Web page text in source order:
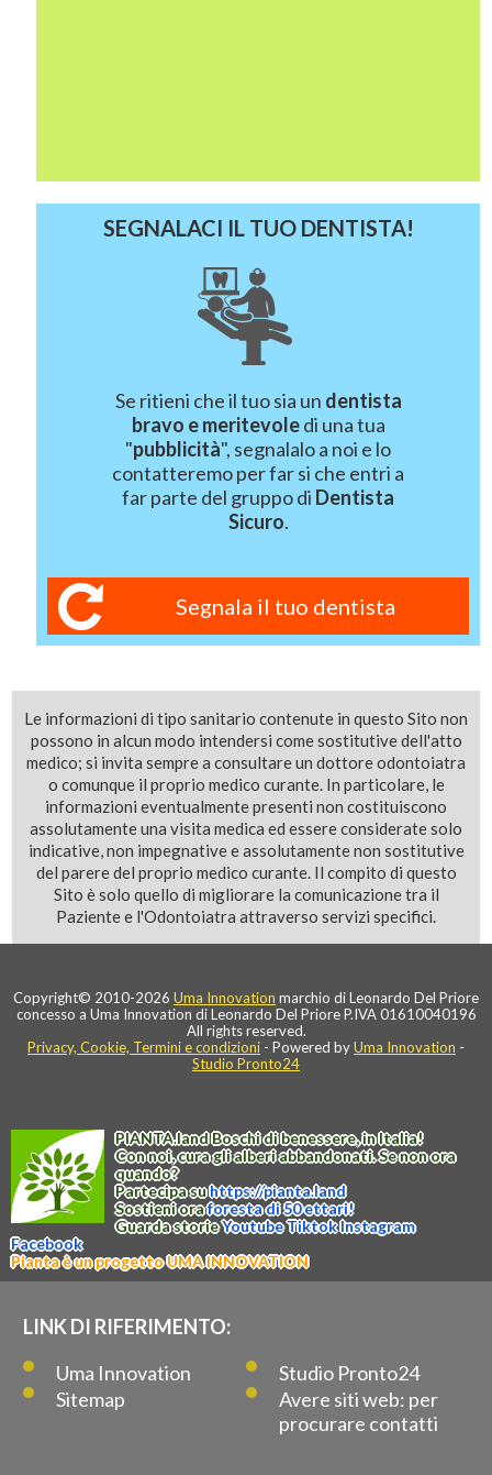
SEGNALACI IL TUO DENTISTA!
Se ritieni che il tuo sia un dentista
bravo e meritevoledi una tua
"pubblicità", segnalalo a noi e lo
contatteremo per far si che entri a
far parte del gruppo di Dentista
Sicuro.
Segnala il tuo dentista
Le informazioni di tipo sanitario contenute in questo Sito non
possono in alcun modo intendersi come sostitutive dell'atto
medico; si invita sempre a consultare un dottore odontoiatra
o comunque il proprio medico curante. In particolare, le
informazioni eventualmente presenti non costituiscono
assolutamente una visita medica ed essere considerate solo
indicative, non impegnative e assolutamente non sostitutive
del parere del proprio medico curante. Il compito di questo
Sito è solo quello di migliorare la comunicazione tra il
Paziente e l'Odontoiatra attraverso servizi specifici.
Copyright© 2010-2026 Uma Innovation marchio di Leonardo Del Priore
concesso a Uma Innovation di Leonardo Del Priore P.IVA 01610040196
All rights reserved.
Privacy, Cookie, Termini e condizioni - Powered byUma Innovation -
Studio Pronto24
PIANTA.landBoschi di benessere, in Italia!
Con noi, cura gli alberi abbandonati. Se non ora
quando?
Partecipa suhttps://pianta.land
Sostieni oraforesta di 50 ettari!
Guarda storieYoutubeTiktokInstagram
Facebook
Pianta è un progetto UMA INNOVATION
LINK DI RIFERIMENTO:
Uma Innovation
Studio Pronto24
Sitemap
Avere siti web: per
procurare contatti